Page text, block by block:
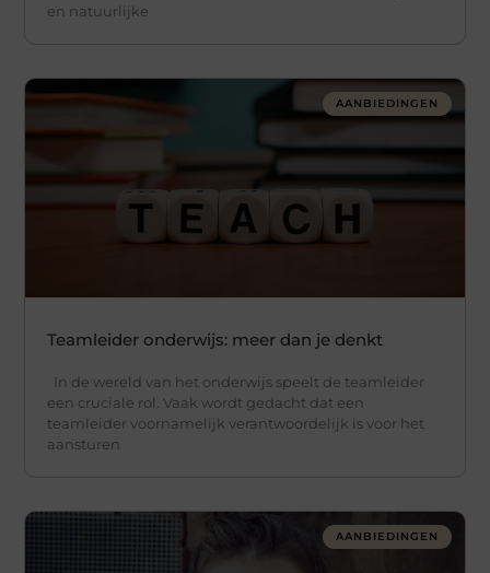
en natuurlijke
AANBIEDINGEN
Teamleider onderwijs: meer dan je denkt
In de wereld van het onderwijs speelt de teamleider
een cruciale rol. Vaak wordt gedacht dat een
teamleider voornamelijk verantwoordelijk is voor het
aansturen
AANBIEDINGEN